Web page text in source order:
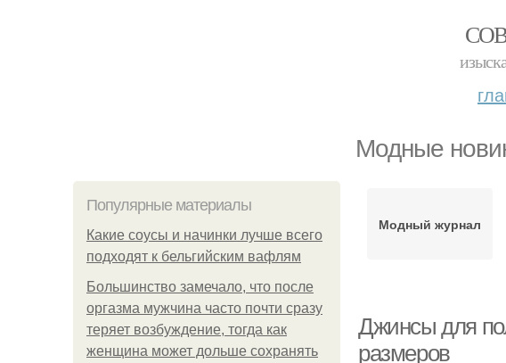
Модные
Популярные материалы
Какие соусы и начинки лучше всего
подходят к бельгийским вафлям
Большинство замечало, что после
оргазма мужчина часто почти сразу
теряет возбуждение, тогда как
женщина может дольше сохранять
Модный журнал
Джинсы для
размеров